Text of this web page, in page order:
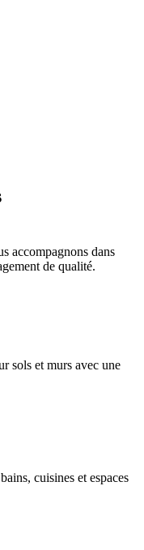
accompagnons dans
de qualité.
sols et murs avec une
cuisines et espaces